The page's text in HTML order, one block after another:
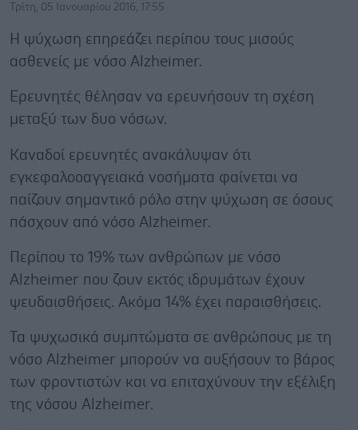
Τρίτη, 05 Ιανουαρίου 2016, 17:55
Η ψύχωση επηρεάζει περίπου τους μισούς
ασθενείς με νόσο Alzheimer.
Ερευνητές θέλησαν να ερευνήσουν τη σχέση
μεταξύ των δυο νόσων.
Καναδοί ερευνητές ανακάλυψαν ότι
εγκεφαλοοαγγειακά νοσήματα φαίνεται να
παίζουν σημαντικό ρόλο στην ψύχωση σε όσους
πάσχουν από νόσο Alzheimer.
Περίπου το 19% των ανθρώπων με νόσο
Alzheimer που ζουν εκτός ιδρυμάτων έχουν
ψευδαισθήσεις. Ακόμα 14% έχει παραισθήσεις.
Τα ψυχωσικά συμπτώματα σε ανθρώπους με τη
νόσο Alzheimer μπορούν να αυξήσουν το βάρος
των φροντιστών και να επιταχύνουν την εξέλιξη
της νόσου Alzheimer.